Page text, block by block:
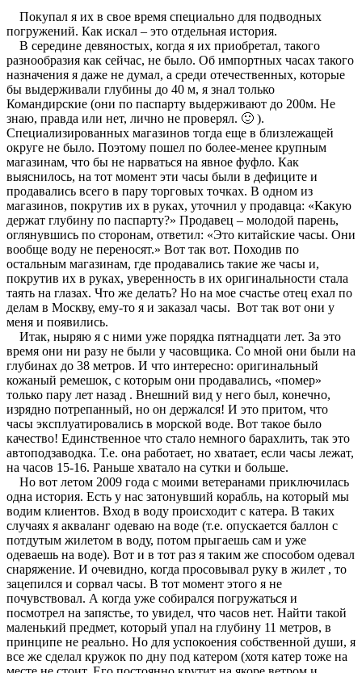
Покупал я их в свое время специально для подводных
погружений. Как искал – это отдельная история.
В середине девяностых, когда я их приобретал, такого
разнообразия как сейчас, не было. Об импортных часах такого
назначения я даже не думал, а среди отечественных, которые
бы выдерживали глубины до 40 м, я знал только
Командирские (они по паспарту выдерживают до 200м. Не
знаю, правда или нет, лично не проверял. 🙂 ).
Специализированных магазинов тогда еще в близлежащей
округе не было. Поэтому пошел по более-менее крупным
магазинам, что бы не нарваться на явное фуфло. Как
выяснилось, на тот момент эти часы были в дефиците и
продавались всего в пару торговых точках. В одном из
магазинов, покрутив их в руках, уточнил у продавца: «Какую
держат глубину по паспарту?» Продавец – молодой парень,
оглянувшись по сторонам, ответил: «Это китайские часы. Они
вообще воду не переносят.» Вот так вот. Походив по
остальным магазинам, где продавались такие же часы и,
покрутив их в руках, уверенность в их оригинальности стала
таять на глазах. Что же делать? Но на мое счастье отец ехал по
делам в Москву, ему-то я и заказал часы. Вот так вот они у
меня и появились.
Итак, ныряю я с ними уже порядка пятнадцати лет. За это
время они ни разу не были у часовщика. Со мной они были на
глубинах до 38 метров. И что интересно: оригинальный
кожаный ремешок, с которым они продавались, «помер»
только пару лет назад . Внешний вид у него был, конечно,
изрядно потрепанный, но он держался! И это притом, что
часы эксплуатировались в морской воде. Вот такое было
качество! Единственное что стало немного барахлить, так это
автоподзаводка. Т.е. она работает, но хватает, если часы лежат,
на часов 15-16. Раньше хватало на сутки и больше.
Но вот летом 2009 года с моими ветеранами приключилась
одна история. Есть у нас затонувший корабль, на который мы
водим клиентов. Вход в воду происходит с катера. В таких
случаях я акваланг одеваю на воде (т.е. опускается баллон с
потдутым жилетом в воду, потом прыгаешь сам и уже
одеваешь на воде). Вот и в тот раз я таким же способом одевал
снаряжение. И очевидно, когда просовывал руку в жилет , то
зацепился и сорвал часы. В тот момент этого я не
почувствовал. А когда уже собирался погружаться и
посмотрел на запястье, то увидел, что часов нет. Найти такой
маленький предмет, который упал на глубину 11 метров, в
принципе не реально. Но для успокоения собственной души, я
все же сделал кружок по дну под катером (хотя катер тоже на